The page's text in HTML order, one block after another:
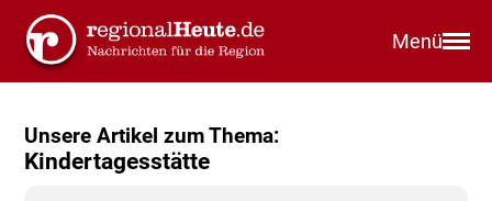
Menü
Unsere Artikel zum Thema:
Kindertagesstätte